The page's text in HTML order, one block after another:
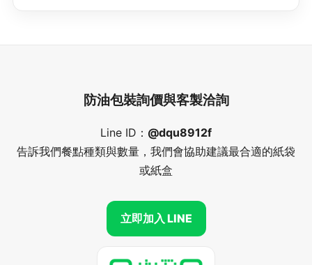
防油包裝詢價與客製洽詢
Line ID： @dqu8912f
告訴我們餐點種類與數量，我們會協助建議最合適的紙袋
或紙盒
立即加入 LINE